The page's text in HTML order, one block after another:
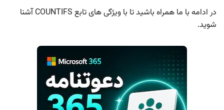
در ادامه با ما همراه باشید تا با ویژگی های تابع COUNTIFS آشنا
شوید.